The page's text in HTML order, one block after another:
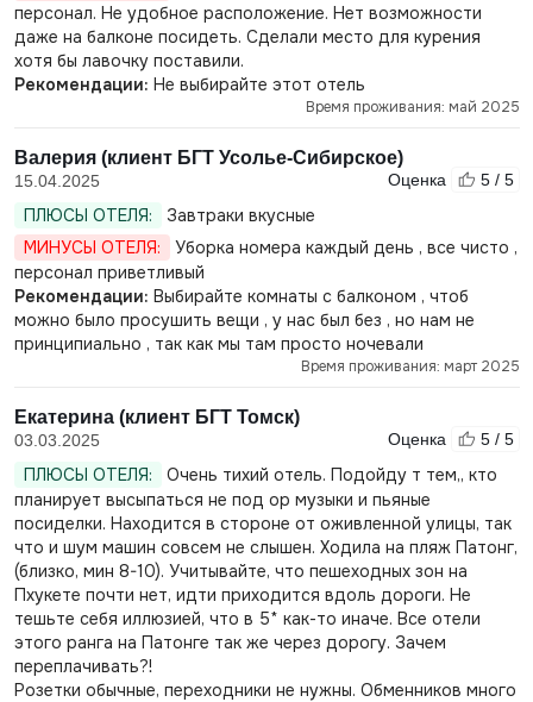
персонал. Не удобное расположение. Нет возможности
даже на балконе посидеть. Сделали место для курения
хотя бы лавочку поставили.
Рекомендации: Не выбирайте этот отель
Время проживания: май 2025
Валерия (клиент БГТ Усолье-Сибирское)
15.04.2025 Оценка 5 / 5
ПЛЮСЫ ОТЕЛЯ:
Завтраки вкусные
МИНУСЫ ОТЕЛЯ:
Уборка номера каждый день , все чисто ,
персонал приветливый
Рекомендации: Выбирайте комнаты с балконом , чтоб
можно было просушить вещи , у нас был без , но нам не
принципиально , так как мы там просто ночевали
Время проживания: март 2025
Екатерина (клиент БГТ Томск)
03.03.2025 Оценка 5 / 5
ПЛЮСЫ ОТЕЛЯ:
Очень тихий отель. Подойду т тем,, кто
планирует высыпаться не под ор музыки и пьяные
посиделки. Находится в стороне от оживленной улицы, так
что и шум машин совсем не слышен. Ходила на пляж Патонг,
(близко, мин 8-10). Учитывайте, что пешеходных зон на
Пхукете почти нет, идти приходится вдоль дороги. Не
тешьте себя иллюзией, что в 5* как-то иначе. Все отели
этого ранга на Патонге так же через дорогу. Зачем
переплачивать?!
Розетки обычные, переходники не нужны. Обменников много